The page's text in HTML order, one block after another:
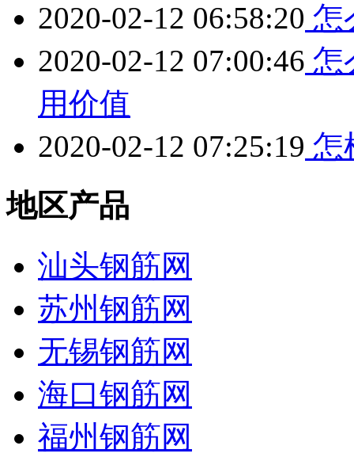
2020-02-12 06:58:20 怎
2020-02-12 07:00:46 怎
用价值
2020-02-12 07:25:19 怎
地区产品
汕头钢筋网
苏州钢筋网
无锡钢筋网
海口钢筋网
福州钢筋网